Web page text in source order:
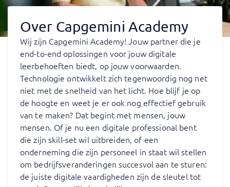
Over Capgemini Academy
Wij zijn Capgemini Academy! Jouw partner die je
end-to-end oplossingen voor jouw digitale
leerbehoeften biedt, op jouw voorwaarden.
Technologie ontwikkelt zich tegenwoordig nog net
niet met de snelheid van het licht. Hoe blijf je op
de hoogte en weet je er ook nog effectief gebruik
van te maken? Dat begint met mensen, jouw
mensen. Of je nu een digitale professional bent
die zijn skill-set wil uitbreiden, of een
onderneming die zijn personeel in staat wil stellen
om bedrijfsveranderingen succesvol aan te sturen:
de juiste digitale vaardigheden zijn de sleutel tot